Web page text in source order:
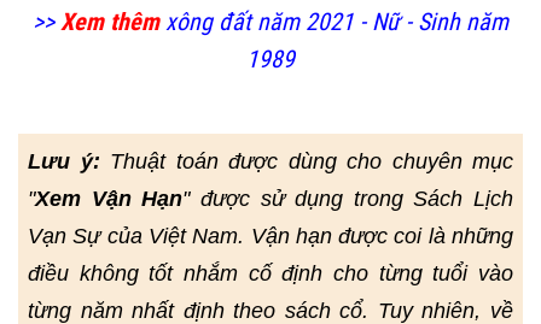
>>Xem thêmxông đất năm 2021 - Nữ - Sinh năm
1989
Lưu ý: Thuật toán được dùng cho chuyên mục
"Xem Vận Hạn" được sử dụng trong Sách Lịch
Vạn Sự của Việt Nam. Vận hạn được coi là những
điều không tốt nhắm cố định cho từng tuổi vào
từng năm nhất định theo sách cổ. Tuy nhiên, về